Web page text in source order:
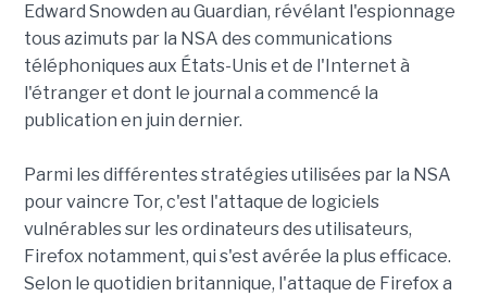
Edward Snowden au Guardian, révélant l'espionnage
tous azimuts par la NSA des communications
téléphoniques aux États-Unis et de l'Internet à
l'étranger et dont le journal a commencé la
publication en juin dernier.
Parmi les différentes stratégies utilisées par la NSA
pour vaincre Tor, c'est l'attaque de logiciels
vulnérables sur les ordinateurs des utilisateurs,
Firefox notamment, qui s'est avérée la plus efficace.
Selon le quotidien britannique, l'attaque de Firefox a